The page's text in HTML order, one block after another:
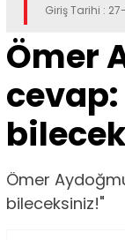
Giriş Tarihi :
Ömer
Ömer
bileceksiniz!"